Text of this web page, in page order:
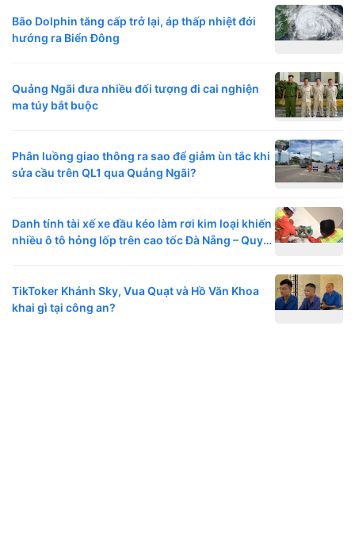
Bão Dolphin tăng cấp trở lại, áp thấp nhiệt đới
hướng ra Biển Đông
Quảng Ngãi đưa nhiều đối tượng đi cai nghiện
ma túy bắt buộc
Phân luồng giao thông ra sao để giảm ùn tắc khi
sửa cầu trên QL1 qua Quảng Ngãi?
Danh tính tài xế xe đầu kéo làm rơi kim loại khiến
nhiều ô tô hỏng lốp trên cao tốc Đà Nẵng – Quy
TikToker Khánh Sky, Vua Quạt và Hồ Văn Khoa
khai gì tại công an?